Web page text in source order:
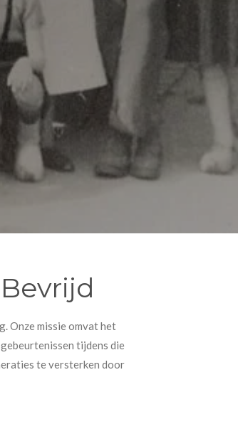
Onze missie omvat het
tijdens die
te versterken door